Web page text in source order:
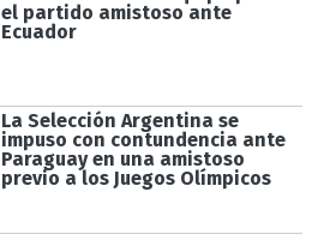
el partido amistoso ante
Ecuador
La Selección Argentina se
impuso con contundencia ante
Paraguay en una amistoso
previo a los Juegos Olímpicos